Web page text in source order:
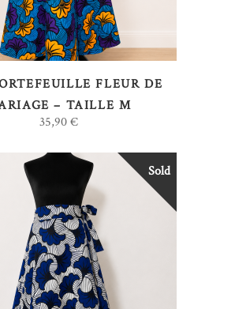
FLEUR DE
– TAILLE M
35,90€
Sold
LIRE LA SUITE